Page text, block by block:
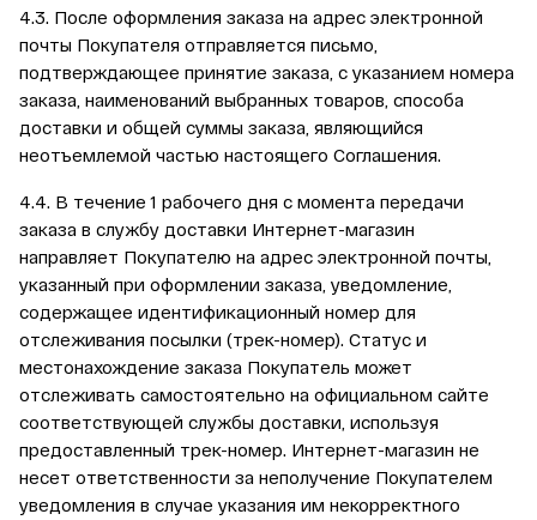
4.3. После оформления заказа на адрес электронной
почты Покупателя отправляется письмо,
подтверждающее принятие заказа, с указанием номера
заказа, наименований выбранных товаров, способа
доставки и общей суммы заказа, являющийся
неотъемлемой частью настоящего Соглашения.
4.4. В течение 1 рабочего дня с момента передачи
заказа в службу доставки Интернет-магазин
направляет Покупателю на адрес электронной почты,
указанный при оформлении заказа, уведомление,
содержащее идентификационный номер для
отслеживания посылки (трек-номер). Статус и
местонахождение заказа Покупатель может
отслеживать самостоятельно на официальном сайте
соответствующей службы доставки, используя
предоставленный трек-номер. Интернет-магазин не
несет ответственности за неполучение Покупателем
уведомления в случае указания им некорректного